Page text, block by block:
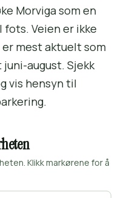
Morviga som en
Veien er ikke
mest aktuelt som
august. Sjekk
vis hensyn til
Klikk markørene for å